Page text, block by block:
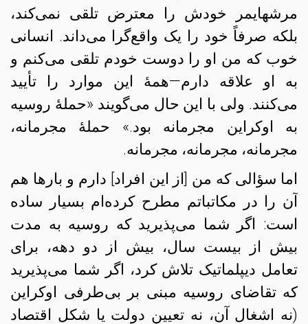
مرشهایمر خودش را معترض تلقی نمی‌کند،
بلکه صرفاً خود را یک واقع‌گرا می‌داند. انسانی
خوب که من او را دوست خودم تلقی می‌کنم و
به او علاقه دارم—همهٔ‌ این موارد را تأیید
می‌کنند. ولی با این حال می‌گویند «حملهٔ روسیه
به اوکراین مجرمانه بود.» حملهٔ مجرمانه،
مجرمانه، مجرمانه، مجرمانه.
اما سؤالی که من [از این افراد] دارم و بارها هم
آن را در مکاتباتم مطرح کرده‌ام بسیار ساده
است: اگر شما می‌پذیرید که روسیه به مدت
بیش از بیست سال، بیش از دو دهه، برای
تعامل دیپلماتیک تلاش کرد، اگر شما می‌پذیرید
که تقاضای روسیه مبنی بر بی‌طرفی اوکراین
(نه اشغال آن، نه تعیین دولت یا شکل اقتصاد